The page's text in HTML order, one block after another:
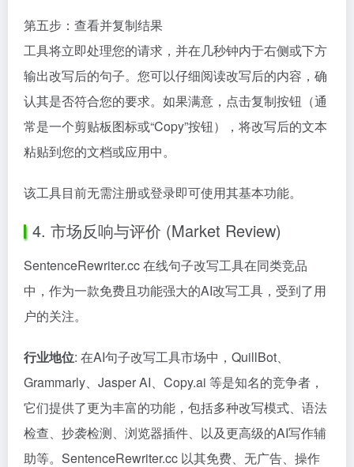
第五步：查看并复制结果
工具将立即处理您的请求，并在几秒钟内于右侧或下方
输出改写后的句子。您可以仔细阅读改写后的内容，确
认其是否符合您的要求。如果满意，点击复制按钮（通
常是一个剪贴板图标或“Copy”按钮），将改写后的文本
粘贴到您的文档或应用中。
该工具目前无需注册或登录即可使用其基本功能。
4. 市场反响与评价 (Market Review)
SentenceRewriter.cc 在线句子改写工具在同类竞品
中，作为一款免费且功能强大的AI改写工具，受到了用
户的关注。
行业地位: 在AI句子改写工具市场中，QuillBot、
Grammarly、Jasper AI、Copy.ai 等是知名的竞争者，
它们提供了更为丰富的功能，包括多种改写模式、语法
检查、抄袭检测、浏览器插件、以及更高级的AI写作辅
助等。SentenceRewriter.cc 以其免费、无广告、操作